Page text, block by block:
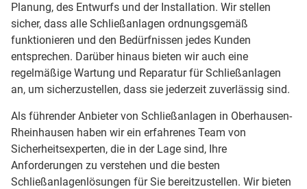
Planung, des Entwurfs und der Installation. Wir stellen
sicher, dass alle Schließanlagen ordnungsgemäß
funktionieren und den Bedürfnissen jedes Kunden
entsprechen. Darüber hinaus bieten wir auch eine
regelmäßige Wartung und Reparatur für Schließanlagen
an, um sicherzustellen, dass sie jederzeit zuverlässig sind.
Als führender Anbieter von Schließanlagen in Oberhausen-
Rheinhausen haben wir ein erfahrenes Team von
Sicherheitsexperten, die in der Lage sind, Ihre
Anforderungen zu verstehen und die besten
Schließanlagenlösungen für Sie bereitzustellen. Wir bieten